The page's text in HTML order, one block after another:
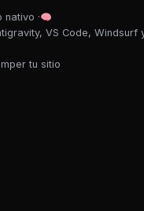
·
VS Code, Windsurf
tu sitio